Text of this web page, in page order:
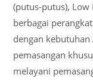
(putus-putus),
berbagai
dengan
pemasangan
melayani